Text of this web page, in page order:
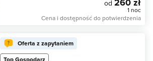
od
1 noc
Cena i dostępność do potwierdzenia
Oferta z zapytaniem
Top Gospodarz